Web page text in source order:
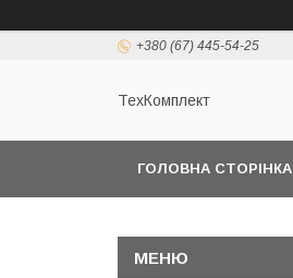
+380 (67) 445-54-25
ТехКомплект
ГОЛОВНА СТОРІНКА